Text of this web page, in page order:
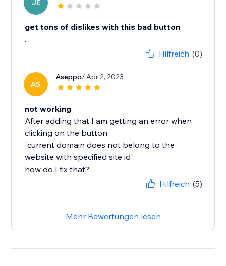
JE
get tons of dislikes with this bad button
.
Hilfreich (0)
AS
Aseppo/ Apr 2, 2023
not working
After adding that I am getting an error when
clicking on the button
"current domain does not belong to the
website with specified site id"
Hilfreich (5)
Mehr Bewertungen lesen